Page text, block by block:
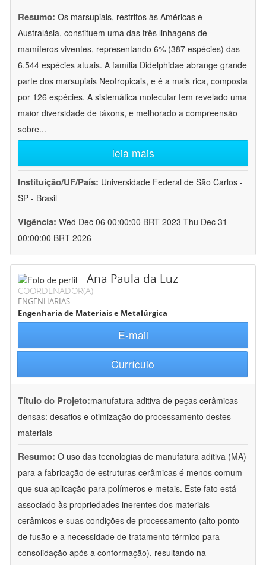
Resumo: Os marsupiais, restritos às Américas e
Australásia, constituem uma das três linhagens de
mamíferos viventes, representando 6% (387 espécies) das
6.544 espécies atuais. A família Didelphidae abrange grande
parte dos marsupiais Neotropicais, e é a mais rica, composta
por 126 espécies. A sistemática molecular tem revelado uma
maior diversidade de táxons, e melhorado a compreensão
sobre...
leia mais
Instituição/UF/País: Universidade Federal de São Carlos -
SP - Brasil
Vigência: Wed Dec 06 00:00:00 BRT 2023-Thu Dec 31
00:00:00 BRT 2026
Ana Paula da Luz
COORDENADOR(A)
ENGENHARIAS
Engenharia de Materiais e Metalúrgica
E-mail
Currículo
Título do Projeto:manufatura aditiva de peças cerâmicas
densas: desafios e otimização do processamento destes
materiais
Resumo: O uso das tecnologias de manufatura aditiva (MA)
para a fabricação de estruturas cerâmicas é menos comum
que sua aplicação para polímeros e metais. Este fato está
associado às propriedades inerentes dos materiais
cerâmicos e suas condições de processamento (alto ponto
de fusão e a necessidade de tratamento térmico para
consolidação após a conformação), resultando na